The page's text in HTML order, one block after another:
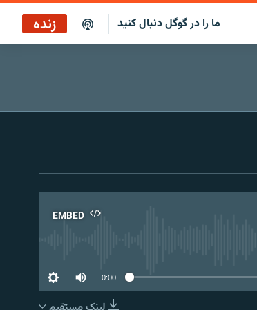
ما را در گوگل دنبال کنید زنده
EMBED
0:00